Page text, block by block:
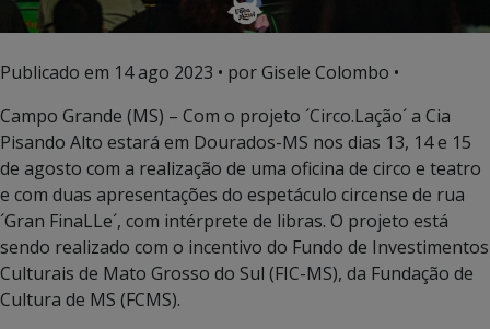
Publicado em 14 ago 2023 • por Gisele Colombo •
Campo Grande (MS) – Com o projeto ´Circo.Lação´ a Cia
Pisando Alto estará em Dourados-MS nos dias 13, 14 e 15
de agosto com a realização de uma oficina de circo e teatro
e com duas apresentações do espetáculo circense de rua
´Gran FinaLLe´, com intérprete de libras. O projeto está
sendo realizado com o incentivo do Fundo de Investimentos
Culturais de Mato Grosso do Sul (FIC-MS), da Fundação de
Cultura de MS (FCMS).